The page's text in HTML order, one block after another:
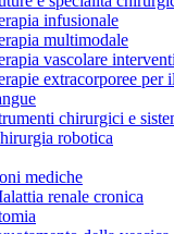
portfolio completo.
richieste? Scrivici per
nostro referente.
infusionale
multimodale
vascolare
extracorporee per
chirurgici e
robotica
mediche
renale cronica